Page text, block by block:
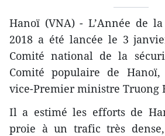
Hanoï (VNA) - L’Année de
2018 a été lancée le 3
Comité national de la
Comité populaire de
vice-Premier ministre Truong
Il a estimé les efforts de
proie à un trafic très